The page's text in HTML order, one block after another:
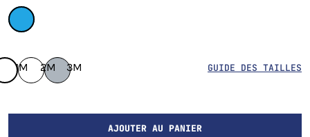
1M 2M 3M GUIDE DES TAILLES
AJOUTER AU PANIER